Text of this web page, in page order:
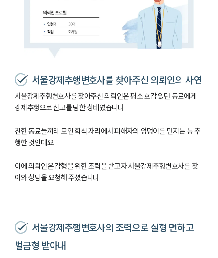
서울강제추행변호사를 찾아주신 의뢰인의 사연
서울강제추행변호사를 찾아주신 의뢰인은 평소 호감 있던 동료에게
강제추행으로 신고를 당한 상태였습니다.
친한 동료들끼리 모인 회식 자리에서 피해자의 엉덩이를 만지는 등 추
행한 것인데요.
이에 의뢰인은 감형을 위한 조력을 받고자 서울강제추행변호사를 찾
아와 상담을 요청해 주셨습니다.
서울강제추행변호사의 조력으로 실형 면하고
벌금형 받아내